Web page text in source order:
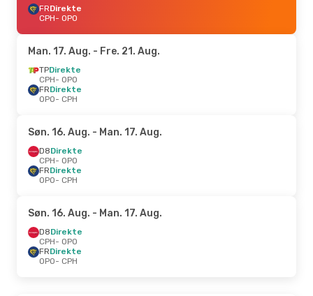
FRDirekte
CPH- OPO
Man. 17. Aug. - Fre. 21. Aug.
TPDirekte
CPH- OPO
FRDirekte
OPO- CPH
Søn. 16. Aug. - Man. 17. Aug.
D8Direkte
CPH- OPO
FRDirekte
OPO- CPH
Søn. 16. Aug. - Man. 17. Aug.
D8Direkte
CPH- OPO
FRDirekte
OPO- CPH